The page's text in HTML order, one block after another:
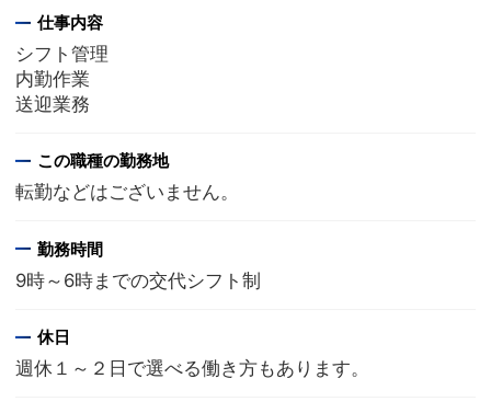
仕事内容
シフト管理
内勤作業
送迎業務
この職種の勤務地
転勤などはございません。
勤務時間
9時～6時までの交代シフト制
休日
週休１～２日で選べる働き方もあります。